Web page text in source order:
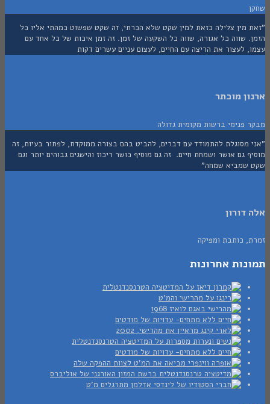
מין צלילה כזאת למין שקט שלא הכרתי, זה שקט שפשוט כמהתי אליו כל
שווה כל אגורה, שווה כל השקעה של זמן. זה זמן איכות של כל אחד עם
לעצור את הריצה עם החיים, לעצום עניים עשרים דקות
מוכתר
פנימי ברשות מקומית גדולה
מסוגלת להתמודד עם דברים, להביט בהם בצורה ממוקדת, לפתור בעיות, זה
גם אושר ושמחת חיים. זה גם מוסיף כושר ריכוז והישגים גבוהים יותר וגם
שמחה"
כותבת ומפיקה
אחרונות